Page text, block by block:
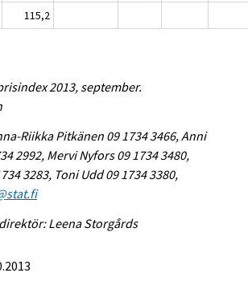
115,2
2013, september.
Riikka Pitkänen 09 1734 3466, Anni
2992, Mervi Nyfors 09 1734 3480,
3283, Toni Udd 09 1734 3380,
Leena Storgårds